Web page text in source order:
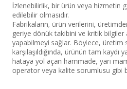
İzlenebilirlik, bir ürün veya hizmetin
edilebilir olmasıdır.
Fabrikaların, ürün verilerini,
geriye dönük takibini ve kritik bilgiler
yapabilmeyi sağlar. Böylece, üretim
karşılaşıldığında, ürünün tam kaydı
hataya yol açan hammade, yarı
operator veya kalite sorumlusu gibi